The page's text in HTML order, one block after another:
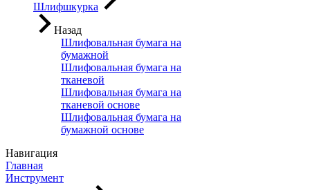
Шлифшкурка
Назад
Шлифовальная бумага на
бумажной
Шлифовальная бумага на
тканевой
Шлифовальная бумага на
тканевой основе
Шлифовальная бумага на
бумажной основе
Навигация
Главная
Инструмент